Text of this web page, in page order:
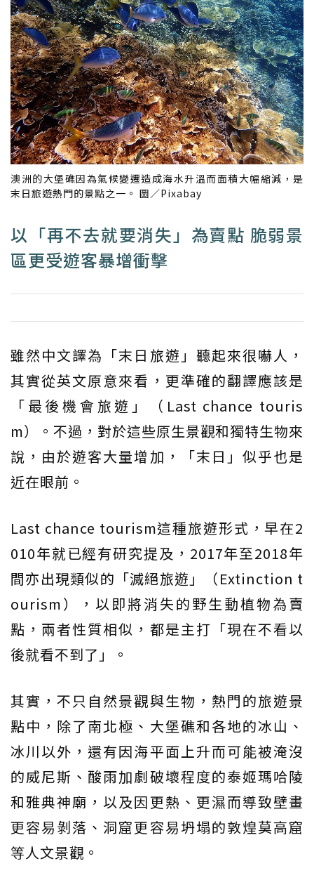
澳洲的大堡礁因為氣候變遷造成海水升溫而面積大幅縮減，是
末日旅遊熱門的景點之一。 圖／Pixabay
以「再不去就要消失」為賣點 脆弱景
區更受遊客暴增衝擊
雖然中文譯為「末日旅遊」聽起來很嚇人，
其實從英文原意來看，更準確的翻譯應該是
「最後機會旅遊」（Last chance touris
m）。不過，對於這些原生景觀和獨特生物來
說，由於遊客大量增加，「末日」似乎也是
近在眼前。
Last chance tourism這種旅遊形式，早在2
010年就已經有研究提及，2017年至2018年
間亦出現類似的「滅絕旅遊」（Extinction t
ourism），以即將消失的野生動植物為賣
點，兩者性質相似，都是主打「現在不看以
後就看不到了」。
其實，不只自然景觀與生物，熱門的旅遊景
點中，除了南北極、大堡礁和各地的冰山、
冰川以外，還有因海平面上升而可能被淹沒
的威尼斯、酸雨加劇破壞程度的泰姬瑪哈陵
和雅典神廟，以及因更熱、更濕而導致壁畫
更容易剝落、洞窟更容易坍塌的敦煌莫高窟
等人文景觀。